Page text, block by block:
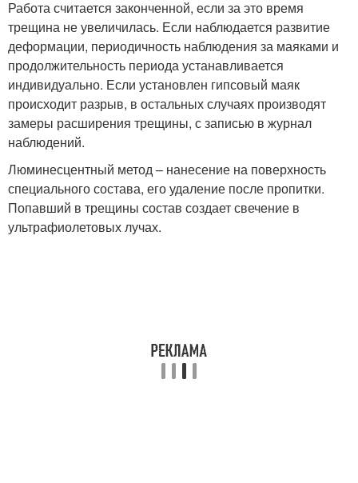
Работа считается законченной, если за это время
трещина не увеличилась. Если наблюдается развитие
деформации, периодичность наблюдения за маяками и
продолжительность периода устанавливается
индивидуально. Если установлен гипсовый маяк
происходит разрыв, в остальных случаях производят
замеры расширения трещины, с записью в журнал
наблюдений.
Люминесцентный метод – нанесение на поверхность
специального состава, его удаление после пропитки.
Попавший в трещины состав создает свечение в
ультрафиолетовых лучах.